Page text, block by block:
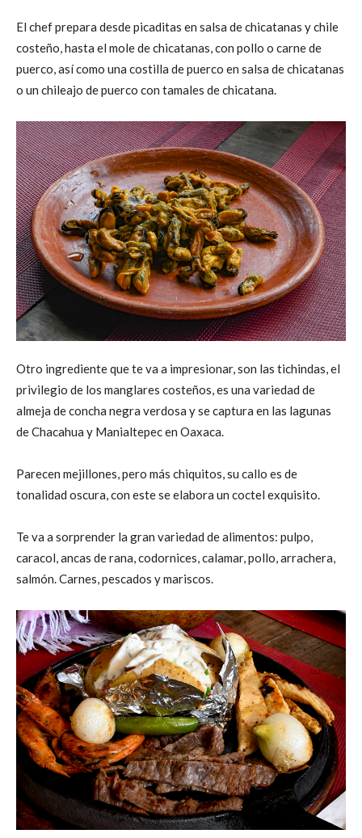
El chef prepara desde picaditas en salsa de chicatanas y chile
costeño, hasta el mole de chicatanas, con pollo o carne de
puerco, así como una costilla de puerco en salsa de chicatanas
o un chileajo de puerco con tamales de chicatana.
Otro ingrediente que te va a impresionar, son las tichindas, el
privilegio de los manglares costeños, es una variedad de
almeja de concha negra verdosa y se captura en las lagunas
de Chacahua y Manialtepec en Oaxaca.
Parecen mejillones, pero más chiquitos, su callo es de
tonalidad oscura, con este se elabora un coctel exquisito.
Te va a sorprender la gran variedad de alimentos: pulpo,
caracol, ancas de rana, codornices, calamar, pollo, arrachera,
salmón. Carnes, pescados y mariscos.